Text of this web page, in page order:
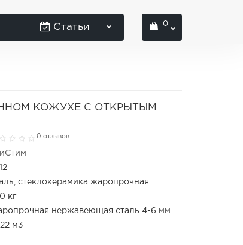
Статьи 0
КОЖУХЕ С ОТКРЫТЫМ
0 отзывов
стеклокерамика жаропрочная
кг
нержавеющая сталь 4-6 мм
м3